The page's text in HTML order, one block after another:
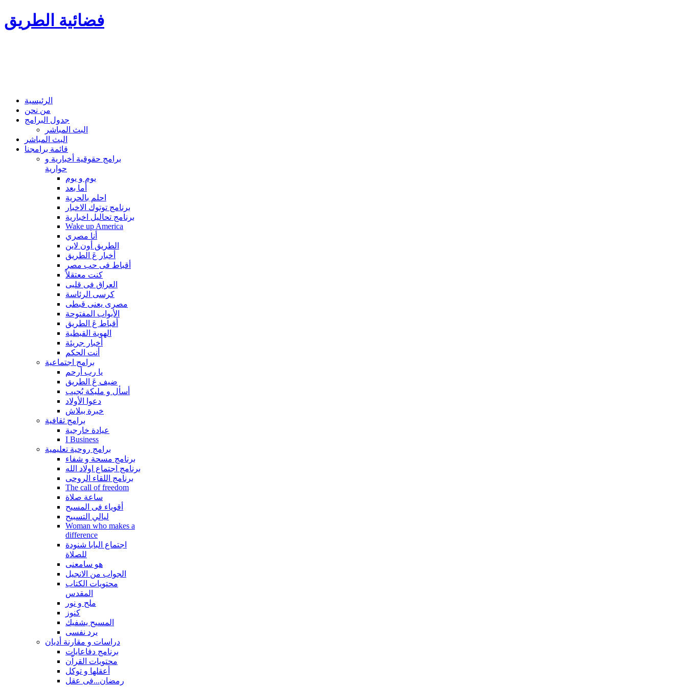
فضائية الطريق
الرئيسية
من نحن
جدول البرامج
البث المباشر
البث المباشر
قائمة برامجنا
برامج حقوقية أخبارية و
حوارية
يوم و يوم
أما بعد
احلم بالحرية
برنامج توتوك الاخبار
برنامج تحاليل اخبارية
Wake up America
أنا مصري
الطريق أون لاين
أخبار عَ الطريق
أقباط فى حب مصر
كنت معتقلاً
العراق فى قلبى
كرسى الرئاسة
مصرى يعنى قبطى
الأبواب المفتوحة
أقباط عَ الطريق
الهوية القبطية
أخبار جريئة
أنت الحكم
برامج اجتماعية
يا رب أرحم
ضيف عَ الطريق
أسأل و مليكة يُجيب
دعوا الأولاد
خبرة ببلاش
برامج ثقافية
عيادة خارجية
I Business
برامج روحية تعليمية
برنامج مسحة و شفاء
برنامج اجتماع اولاد الله
برنامج اللقاء الروحى
The call of freedom
ساعة صلاة
أقوياء فى المسيح
ليالي التسبيح
Woman who makes a
difference
اجتماع البابا شنودة
للصلاة
هو سامعنى
الجواب من الانجيل
محتويات الكتاب
المقدس
ملح و نور
كنوز
المسيح يشفيك
يرد نفسى
دراسات و مقارنة أديان
برنامج دفاعايات
محتويات القراّن
أعقلها و توكل
رمضان...فى عقل